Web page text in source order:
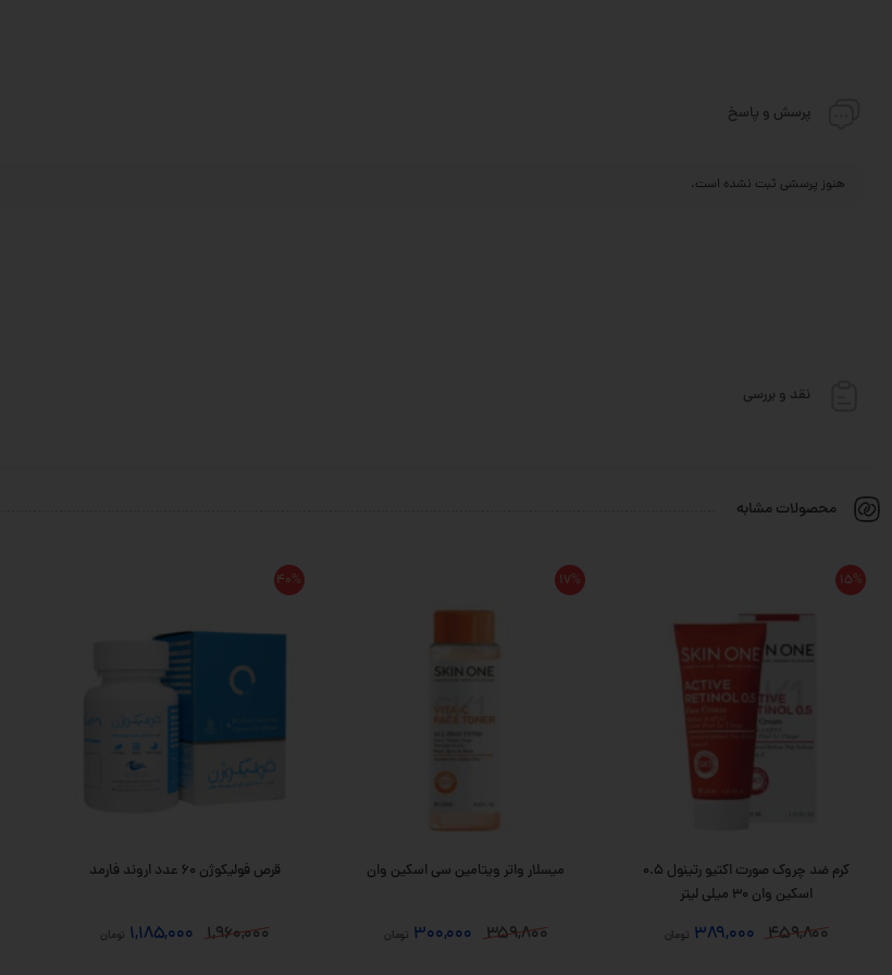
پرسش و پاسخ
هنوز پرسشی ثبت نشده است.
نقد و بررسی
محصولات مشابه
15%
کرم ضد چروک صورت اکتیو رتینول 0.5
اسکین وان 30 میلی لیتر
459,800
389,000 تومان
17%
میسلار واتر ویتامین سی اسکین وان
359,800
300,000 تومان
40%
قرص فولیکوژن 60 عدد اروند فارمد
1,960,000
1,185,000 تومان